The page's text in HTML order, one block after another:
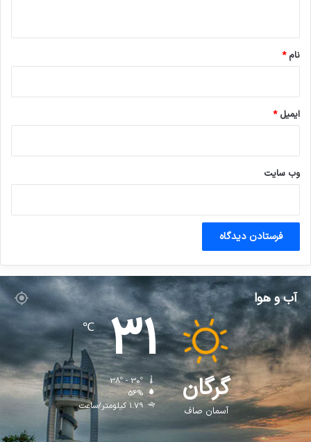
نام*
ایمیل*
وب‌ سایت
آب و هوا
گرگان
آسمان صاف
31
℃
38º - 30º
56%
1.79 کیلومتر/ساعت